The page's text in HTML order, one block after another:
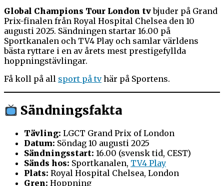
Global Champions Tour London tvbjuder på Grand
Prix-finalen från Royal Hospital Chelsea den 10
augusti 2025. Sändningen startar 16.00 på
Sportkanalen och TV4 Play och samlar världens
bästa ryttare i en av årets mest prestigefyllda
hoppningstävlingar.
Få koll på all sport på tvhär på Sportens.
Sändningsfakta
Tävling: LGCT Grand Prix of London
Datum: Söndag 10 augusti 2025
Sändningsstart: 16.00 (svensk tid, CEST)
Sänds hos: Sportkanalen, TV4 Play
Plats: Royal Hospital Chelsea, London
Gren: Hoppning